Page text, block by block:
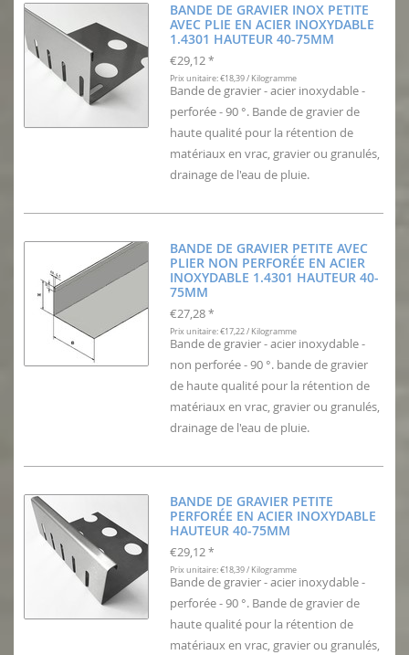
BANDE DE GRAVIER INOX PETITE
AVEC PLIE EN ACIER INOXYDABLE
1.4301 HAUTEUR 40-75MM
€29,12 *
Prix unitaire: €18,39 / Kilogramme
Bande de gravier - acier inoxydable -
perforée - 90 °. Bande de gravier de
haute qualité pour la rétention de
matériaux en vrac, gravier ou granulés,
drainage de l'eau de pluie.
BANDE DE GRAVIER PETITE AVEC
PLIER NON PERFORÉE EN ACIER
INOXYDABLE 1.4301 HAUTEUR 40-
75MM
€27,28 *
Prix unitaire: €17,22 / Kilogramme
Bande de gravier - acier inoxydable -
non perforée - 90 °. bande de gravier
de haute qualité pour la rétention de
matériaux en vrac, gravier ou granulés,
drainage de l'eau de pluie.
BANDE DE GRAVIER PETITE
PERFORÉE EN ACIER INOXYDABLE
HAUTEUR 40-75MM
€29,12 *
Prix unitaire: €18,39 / Kilogramme
Bande de gravier - acier inoxydable -
perforée - 90 °. Bande de gravier de
haute qualité pour la rétention de
matériaux en vrac, gravier ou granulés,